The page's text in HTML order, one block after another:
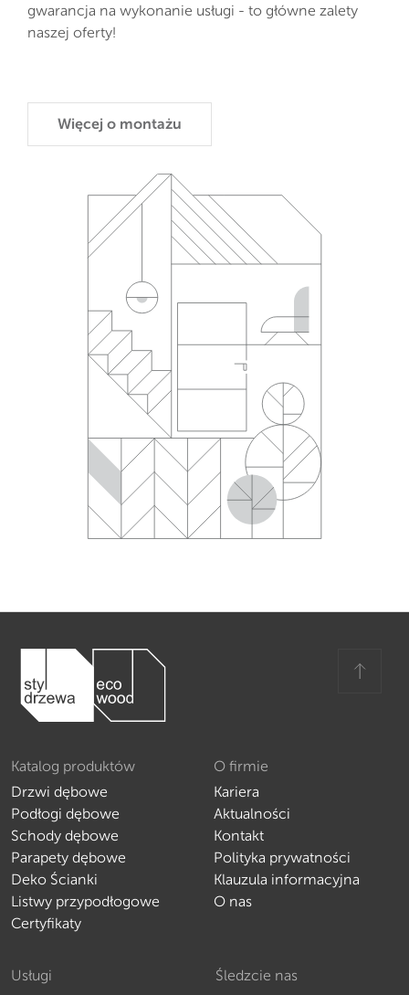
gwarancja na wykonanie usługi - to główne zalety
naszej oferty!
Więcej o montażu
Katalog produktów
Drzwi dębowe
Podłogi dębowe
Schody dębowe
Parapety dębowe
Deko Ścianki
Listwy przypodłogowe
Certyfikaty
O firmie
Kariera
Aktualności
Kontakt
Polityka prywatności
Klauzula informacyjna
O nas
Usługi
Śledzcie nas